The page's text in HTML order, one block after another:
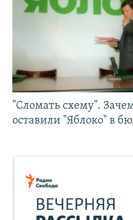
"Сломать схему".
оставили "Яблоко" в